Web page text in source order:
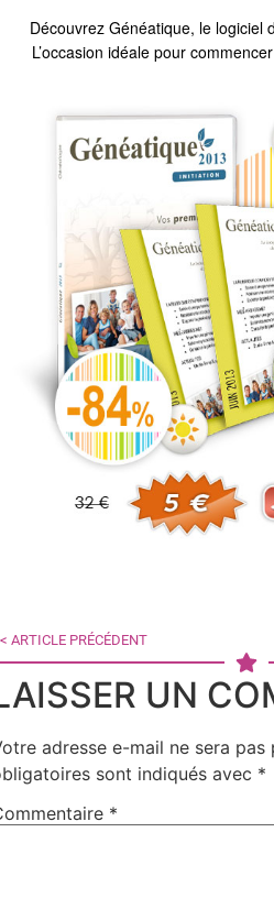
Découvrez Généatique, le logiciel
L’occasion idéale pour
< ARTICLE PRÉCÉDENT
UN
adresse e-mail ne sera pas
sont indiqués avec *
*